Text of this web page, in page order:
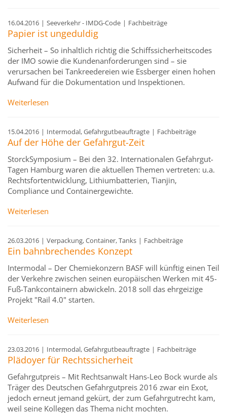
16.04.2016 | Seeverkehr - IMDG-Code | Fachbeiträge
Papier ist ungeduldig
Sicherheit – So inhaltlich richtig die Schiffssicherheitscodes
der IMO sowie die Kundenanforderungen sind – sie
verursachen bei Tankreedereien wie Essberger einen hohen
Aufwand für die Dokumentation und Inspektionen.
Weiterlesen
15.04.2016 | Intermodal, Gefahrgutbeauftragte | Fachbeiträge
Auf der Höhe der Gefahrgut-Zeit
StorckSymposium – Bei den 32. Internationalen Gefahrgut-
Tagen Hamburg waren die aktuellen Themen vertreten: u.a.
Rechtsfortentwicklung, Lithiumbatterien, Tianjin,
Compliance und Containergewichte.
Weiterlesen
26.03.2016 | Verpackung, Container, Tanks | Fachbeiträge
Ein bahnbrechendes Konzept
Intermodal – Der Chemiekonzern BASF will künftig einen Teil
der Verkehre zwischen seinen europäischen Werken mit 45-
Fuß-Tankcontainern abwickeln. 2018 soll das ehrgeizige
Projekt "Rail 4.0" starten.
Weiterlesen
23.03.2016 | Intermodal, Gefahrgutbeauftragte | Fachbeiträge
Plädoyer für Rechtssicherheit
Gefahrgutpreis – Mit Rechtsanwalt Hans-Leo Bock wurde als
Träger des Deutschen Gefahrgutpreis 2016 zwar ein Exot,
jedoch erneut jemand gekürt, der zum Gefahrgutrecht kam,
weil seine Kollegen das Thema nicht mochten.